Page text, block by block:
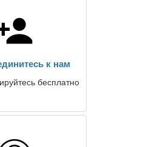
к нам
бесплатно